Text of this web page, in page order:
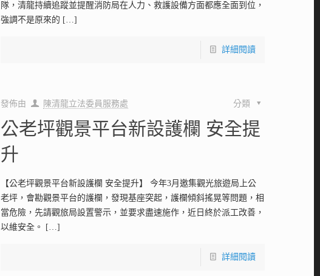
隊，清龍持續追蹤並提醒消防局在人力、救護設備方面都應全面到位，
強調不是原來的 […]
詳細閱讀
發佈由 陳清龍立法委員服務處 分類
公老坪觀景平台新設護欄 安全提
升
【公老坪觀景平台新設護欄 安全提升】 今年3月邀集觀光旅遊局上公
老坪，會勘觀景平台的護欄，發現基座突起，護欄傾斜搖晃等問題，相
當危險，先請觀旅局設置警示，並要求盡速施作，近日終於派工改善，
以維安全。
[…]
詳細閱讀